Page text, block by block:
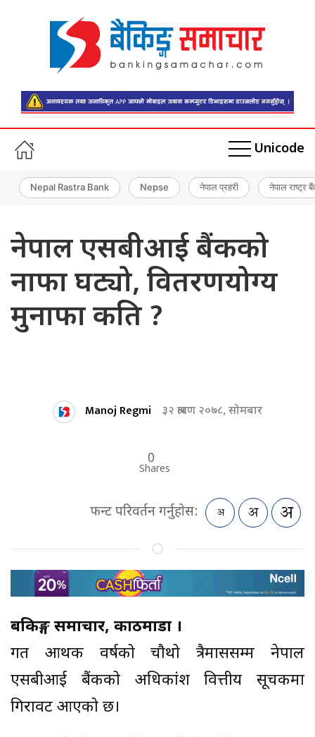
Unicode
Nepal Rastra Bank Nepse नेपाल प्रहरी नेपाल राष्ट्र
नेपाल एसबीआई बैंकको
नाफा घट्यो, वितरणयोग्य
मुनाफा कति ?
Manoj Regmi ३२ श्रावण २०७८, सोमबार
0
Shares
फन्ट परिवर्तन गर्नुहोस:
बैंकिङ्ग समाचार, काठमाडौं ।
गत आर्थिक वर्षको चौथो त्रैमाससम्म नेपाल
एसबीआई बैंकको अधिकांश वित्तीय सूचकमा
गिरावट आएको छ।